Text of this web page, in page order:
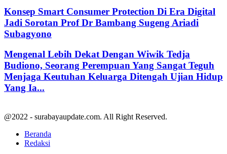
Konsep Smart Consumer Protection Di Era Digital
Jadi Sorotan Prof Dr Bambang Sugeng Ariadi
Subagyono
Mengenal Lebih Dekat Dengan Wiwik Tedja
Budiono, Seorang Perempuan Yang Sangat Teguh
Menjaga Keutuhan Keluarga Ditengah Ujian Hidup
Yang Ia...
@2022 - surabayaupdate.com. All Right Reserved.
Beranda
Redaksi